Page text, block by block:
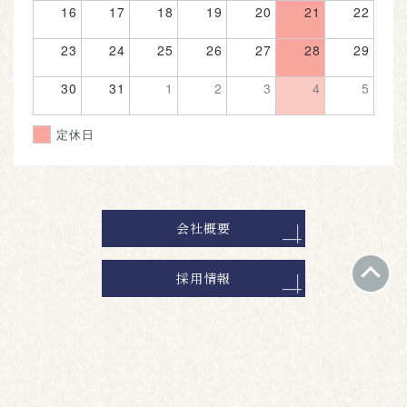
16 17 18 19 20 21 22
23 24 25 26 27 28 29
30 31 1 2 3 4 5
定休日
会社概要
採用情報